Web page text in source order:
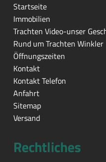
Startseite
Immobilien
Trachten Video-unser
Rund um Trachten Winkler
Öffnungszeiten
Kontakt
Kontakt Telefon
Anfahrt
Sitemap
Versand
Rechtliches